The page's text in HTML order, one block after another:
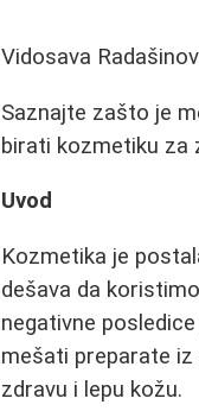
Vidosava
Saznajte zašto je
birati kozmetiku za
Uvod
Kozmetika je
dešava da
negativne
mešati preparate
zdravu i lepu kožu.